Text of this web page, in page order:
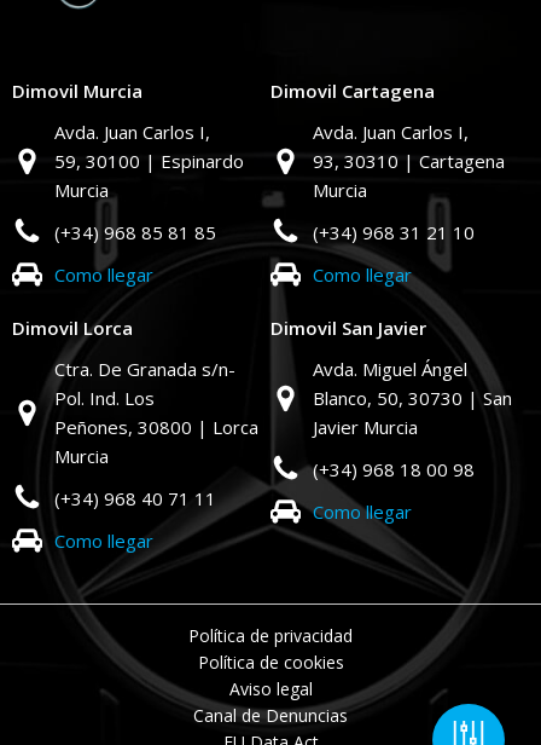
Dimovil Murcia
Avda. Juan Carlos I,
59, 30100 | Espinardo
Murcia
(+34) 968 85 81 85
Como llegar
Dimovil Cartagena
Avda. Juan Carlos I,
93, 30310 | Cartagena
Murcia
(+34) 968 31 21 10
Como llegar
Dimovil Lorca
Ctra. De Granada s/n-
Pol. Ind. Los
Peñones, 30800 | Lorca
Murcia
(+34) 968 40 71 11
Como llegar
Dimovil San Javier
Avda. Miguel Ángel
Blanco, 50, 30730 | San
Javier Murcia
(+34) 968 18 00 98
Como llegar
Política de privacidad
Política de cookies
Aviso legal
Canal de Denuncias